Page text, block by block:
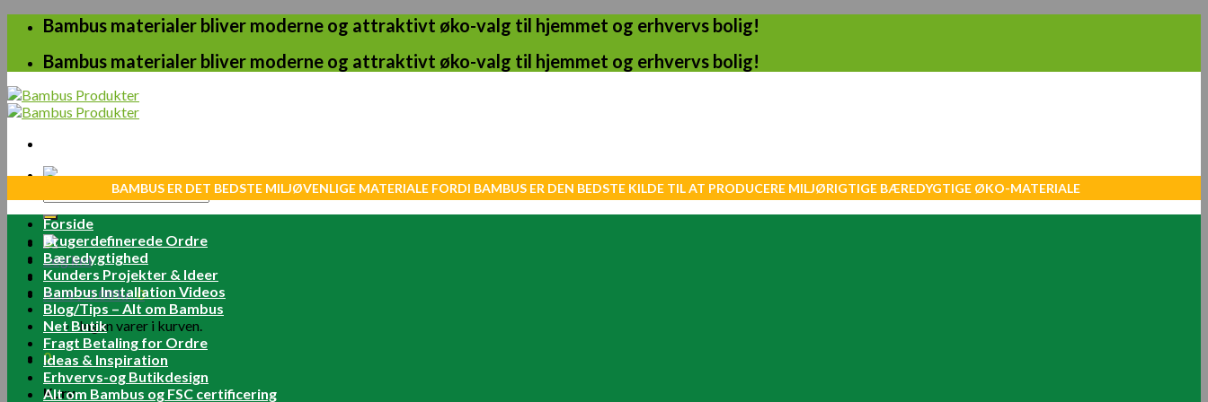
Skip
content
Bambus materialer bliver moderne og attraktivt øko-valg til hjemmet og erhvervs bolig!
Bambus materialer bliver moderne og attraktivt øko-valg til hjemmet og erhvervs bolig!
efter:
Log ind
Kurv /0.00kr.0
Ingen varer i kurven.
0
Kurv
BAMBUS ER DET BEDSTE MILJØVENLIGE MATERIALE FORDI BAMBUS ER DEN BEDSTE KILDE TIL AT PRODUCERE MILJØRIGTIGE BÆREDYGTIGE ØKO-MATERIALE
Forside
Brugerdefinerede Ordre
Bæredygtighed
Kunders Projekter & Ideer
Bambus Installation Videos
Blog/Tips – Alt om Bambus
Net Butik
Fragt Betaling for Ordre
Ideas & Inspiration
Erhvervs-og Butikdesign
Alt om Bambus og FSC certificering